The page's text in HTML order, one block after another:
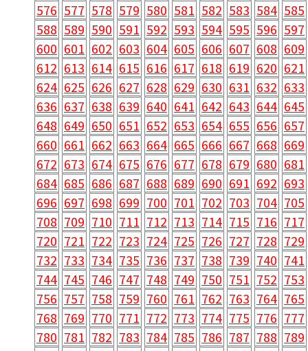
576 577 578 579 580 581 582 583 584 585
588 589 590 591 592 593 594 595 596 597
600 601 602 603 604 605 606 607 608 609
612 613 614 615 616 617 618 619 620 621
624 625 626 627 628 629 630 631 632 633
636 637 638 639 640 641 642 643 644 645
648 649 650 651 652 653 654 655 656 657
660 661 662 663 664 665 666 667 668 669
672 673 674 675 676 677 678 679 680 681
684 685 686 687 688 689 690 691 692 693
696 697 698 699 700 701 702 703 704 705
708 709 710 711 712 713 714 715 716 717
720 721 722 723 724 725 726 727 728 729
732 733 734 735 736 737 738 739 740 741
744 745 746 747 748 749 750 751 752 753
756 757 758 759 760 761 762 763 764 765
768 769 770 771 772 773 774 775 776 777
780 781 782 783 784 785 786 787 788 789